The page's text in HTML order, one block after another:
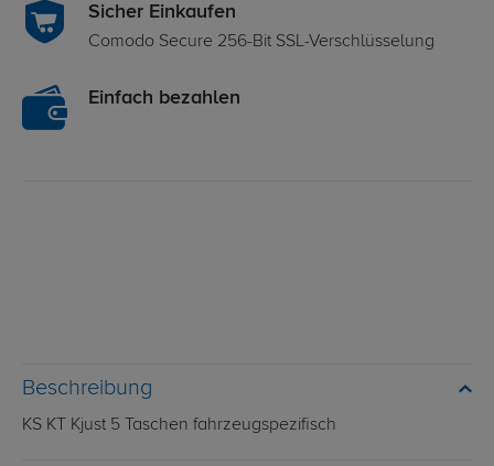
Sicher Einkaufen
Comodo Secure 256-Bit SSL-Verschlüsselung
Einfach bezahlen
Beschreibung
KS KT Kjust 5 Taschen fahrzeugspezifisch